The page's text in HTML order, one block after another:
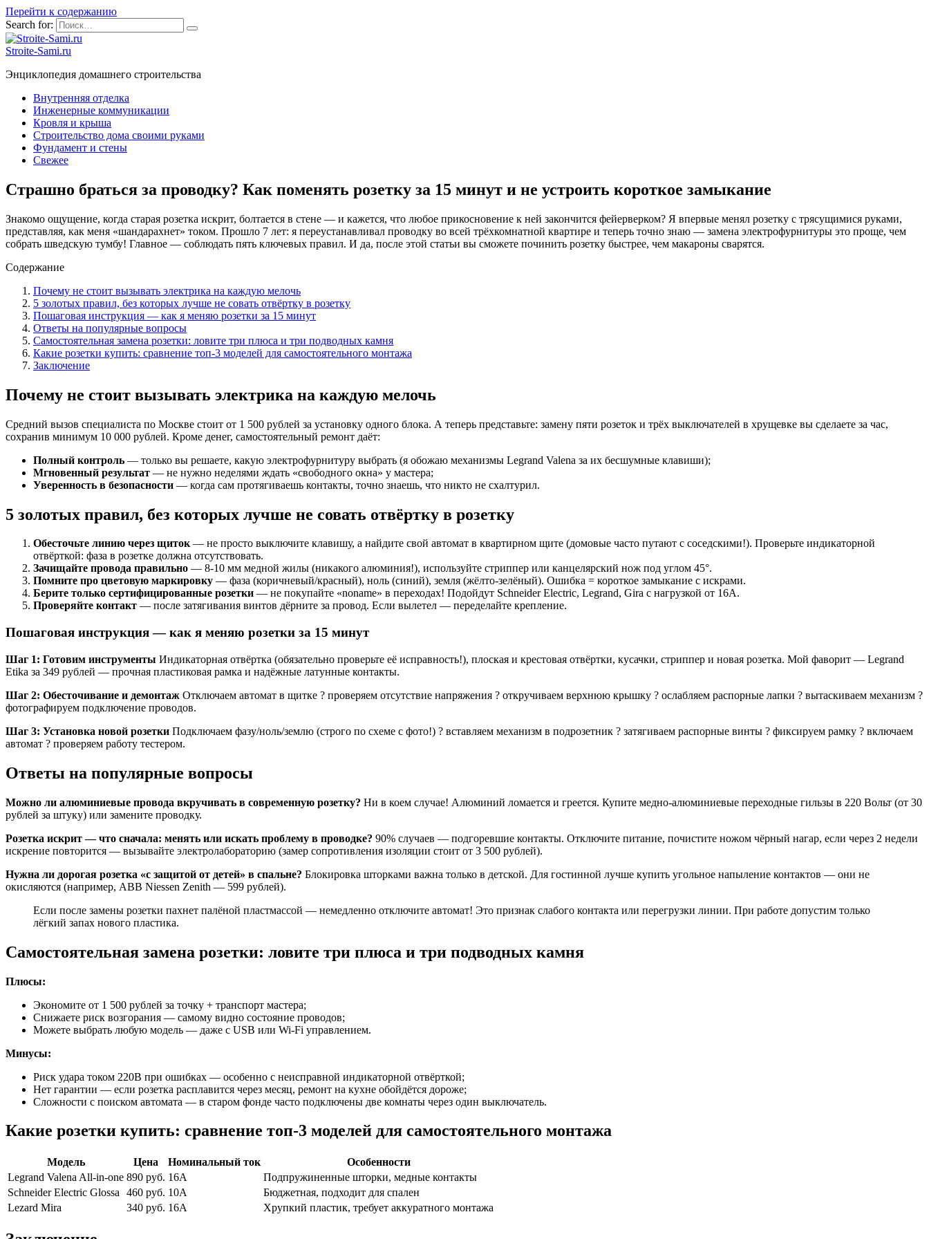
Перейти к содержанию
Search for:
Stroite-Sami.ru
Энциклопедия домашнего строительства
Внутренняя отделка
Инженерные коммуникации
Кровля и крыша
Строительство дома своими руками
Фундамент и стены
Свежее
Страшно браться за проводку? Как поменять розетку за 15 минут и не устроить короткое замыкание
Знакомо ощущение, когда старая розетка искрит, болтается в стене — и кажется, что любое прикосновение к ней закончится фейерверком? Я впервые менял розетку с трясущимися руками,
представляя, как меня «шандарахнет» током. Прошло 7 лет: я переустанавливал проводку во всей трёхкомнатной квартире и теперь точно знаю — замена электрофурнитуры это проще, чем
собрать шведскую тумбу! Главное — соблюдать пять ключевых правил. И да, после этой статьи вы сможете починить розетку быстрее, чем макароны сварятся.
Содержание
Почему не стоит вызывать электрика на каждую мелочь
5 золотых правил, без которых лучше не совать отвёртку в розетку
Пошаговая инструкция — как я меняю розетки за 15 минут
Ответы на популярные вопросы
Самостоятельная замена розетки: ловите три плюса и три подводных камня
Какие розетки купить: сравнение топ-3 моделей для самостоятельного монтажа
Заключение
Почему не стоит вызывать электрика на каждую мелочь
Средний вызов специалиста по Москве стоит от 1 500 рублей за установку одного блока. А теперь представьте: замену пяти розеток и трёх выключателей в хрущевке вы сделаете за час,
сохранив минимум 10 000 рублей. Кроме денег, самостоятельный ремонт даёт:
Полный контроль — только вы решаете, какую электрофурнитуру выбрать (я обожаю механизмы Legrand Valena за их бесшумные клавиши);
Мгновенный результат — не нужно неделями ждать «свободного окна» у мастера;
Уверенность в безопасности — когда сам протягиваешь контакты, точно знаешь, что никто не схалтурил.
5 золотых правил, без которых лучше не совать отвёртку в розетку
Обесточьте линию через щиток— не просто выключите клавишу, а найдите свой автомат в квартирном щите (домовые часто путают с соседскими!). Проверьте индикаторной
отвёрткой: фаза в розетке должна отсутствовать.
Зачищайте провода правильно — 8-10 мм медной жилы (никакого алюминия!), используйте стриппер или канцелярский нож под углом 45°.
Помните про цветовую маркировку — фаза (коричневый/красный), ноль (синий), земля (жёлто-зелёный). Ошибка = короткое замыкание с искрами.
Берите только сертифицированные розетки — не покупайте «noname» в переходах! Подойдут Schneider Electric, Legrand, Gira с нагрузкой от 16А.
Проверяйте контакт — после затягивания винтов дёрните за провод. Если вылетел — переделайте крепление.
Пошаговая инструкция — как я меняю розетки за 15 минут
Шаг 1: Готовим инструменты Индикаторная отвёртка (обязательно проверьте её исправность!), плоская и крестовая отвёртки, кусачки, стриппер и новая розетка. Мой фаворит — Legrand
Etika за 349 рублей — прочная пластиковая рамка и надёжные латунные контакты.
Шаг 2: Обесточивание и демонтаж Отключаем автомат в щитке ? проверяем отсутствие напряжения ? откручиваем верхнюю крышку ? ослабляем распорные лапки ? вытаскиваем механизм ?
фотографируем подключение проводов.
Шаг 3: Установка новой розетки Подключаем фазу/ноль/землю (строго по схеме с фото!) ? вставляем механизм в подрозетник ? затягиваем распорные винты ? фиксируем рамку ? включаем
автомат ? проверяем работу тестером.
Ответы на популярные вопросы
Можно ли алюминиевые провода вкручивать в современную розетку? Ни в коем случае! Алюминий ломается и греется. Купите медно-алюминиевые переходные гильзы в 220 Вольт (от 30
рублей за штуку) или замените проводку.
Розетка искрит — что сначала: менять или искать проблему в проводке? 90% случаев — подгоревшие контакты. Отключите питание, почистите ножом чёрный нагар, если через 2 недели
искрение повторится — вызывайте электролабораторию (замер сопротивления изоляции стоит от 3 500 рублей).
Нужна ли дорогая розетка «с защитой от детей» в спальне? Блокировка шторками важна только в детской. Для гостинной лучше купить угольное напыление контактов — они не
окисляются (например, ABB Niessen Zenith — 599 рублей).
Если после замены розетки пахнет палёной пластмассой — немедленно отключите автомат! Это признак слабого контакта или перегрузки линии. При работе допустим только
лёгкий запах нового пластика.
Самостоятельная замена розетки: ловите три плюса и три подводных камня
Плюсы:
Экономите от 1 500 рублей за точку + транспорт мастера;
Снижаете риск возгорания — самому видно состояние проводов;
Можете выбрать любую модель — даже с USB или Wi-Fi управлением.
Минусы:
Риск удара током 220В при ошибках — особенно с неисправной индикаторной отвёрткой;
Нет гарантии — если розетка расплавится через месяц, ремонт на кухне обойдётся дороже;
Сложности с поиском автомата — в старом фонде часто подключены две комнаты через один выключатель.
Какие розетки купить: сравнение топ-3 моделей для самостоятельного монтажа
Модель Цена Номинальный ток
Особенности
Legrand Valena All-in-one 890 руб. 16А
Подпружиненные шторки, медные контакты
Schneider Electric Glossa
460 руб. 10А
Бюджетная, подходит для спален
Lezard Mira
340 руб. 16А Хрупкий пластик, требует аккуратного монтажа